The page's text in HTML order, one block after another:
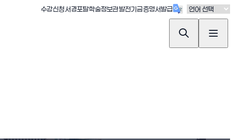
수강신청(새창 열림)
서경포탈(새창 열림)
학술정보관(새창 열림)
발전기금(새창 열림)
증명서발급(새창 열림)